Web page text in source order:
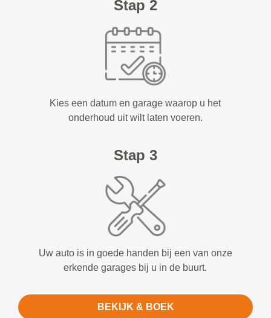
Stap 2
Kies een datum en garage waarop u het
onderhoud uit wilt laten voeren.
Stap 3
Uw auto is in goede handen bij een van onze
erkende garages bij u in de buurt.
BEKIJK & BOEK